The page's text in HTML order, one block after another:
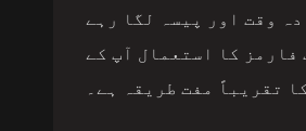
وقت اور پیسہ لگا رہے
فارمز کا استعمال آپ کے
تقریباً مفت طریقہ ہے۔